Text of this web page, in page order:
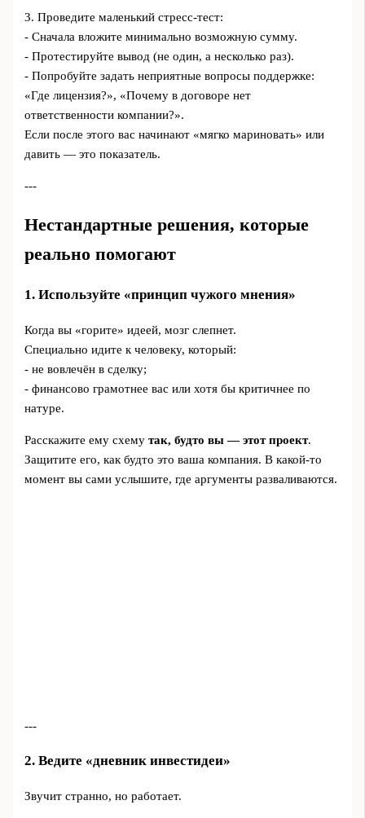
3. Проведите маленький стресс-тест:
- Сначала вложите минимально возможную сумму.
- Протестируйте вывод (не один, а несколько раз).
- Попробуйте задать неприятные вопросы поддержке:
«Где лицензия?», «Почему в договоре нет
ответственности компании?».
Если после этого вас начинают «мягко мариновать» или
давить — это показатель.
---
Нестандартные решения, которые
реально помогают
1. Используйте «принцип чужого мнения»
Когда вы «горите» идеей, мозг слепнет.
Специально идите к человеку, который:
- не вовлечён в сделку;
- финансово грамотнее вас или хотя бы критичнее по
натуре.
Расскажите ему схемутак, будто вы — этот проект.
Защитите его, как будто это ваша компания. В какой-то
момент вы сами услышите, где аргументы разваливаются.
---
2. Ведите «дневник инвестидеи»
Звучит странно, но работает.